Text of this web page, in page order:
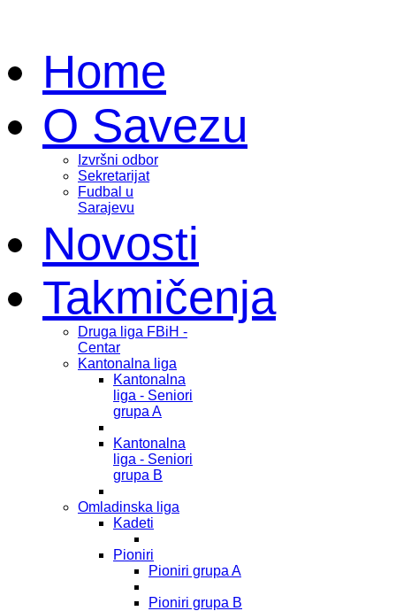
Home
O Savezu
Izvršni odbor
Sekretarijat
Fudbal u
Sarajevu
Novosti
Takmičenja
Druga liga FBiH -
Centar
Kantonalna liga
Kantonalna
liga - Seniori
grupa A
Kantonalna
liga - Seniori
grupa B
Omladinska liga
Kadeti
Pioniri
Pioniri grupa A
Pioniri grupa B